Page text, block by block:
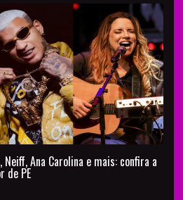
Neiff, Ana Carolina e mais: confira a
de PE